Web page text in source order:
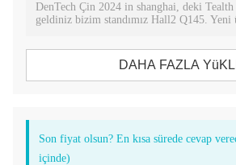
DenTech Çin 2024 in shanghai, deki Tealth
geldiniz bizim standımız Hall2 Q145. Yeni
DAHA FAZLA
Son fiyat olsun? En kısa sürede cevap
içinde)